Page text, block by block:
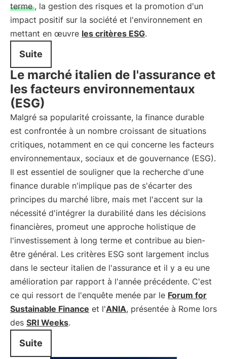
terme , la gestion des risques et la promotion d'un
impact positif sur la société et l'environnement en
mettant en œuvre les critères ESG.
Suite
Le marché italien de l'assurance et
les facteurs environnementaux
(ESG)
Malgré sa popularité croissante, la finance durable
est confrontée à un nombre croissant de situations
critiques, notamment en ce qui concerne les facteurs
environnementaux, sociaux et de gouvernance (ESG).
Il est essentiel de souligner que la recherche d'une
finance durable n'implique pas de s'écarter des
principes du marché libre, mais met l'accent sur la
nécessité d'intégrer la durabilité dans les décisions
financières, promeut une approche holistique de
l'investissement à long terme et contribue au bien-
être général. Les critères ESG sont largement inclus
dans le secteur italien de l'assurance et il y a eu une
amélioration par rapport à l'année précédente. C'est
ce qui ressort de l'enquête menée par le Forum for
Sustainable Finance et l'ANIA, présentée à Rome lors
des SRI Weeks.
Suite